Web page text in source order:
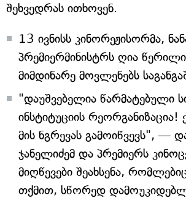
შეხვედრას ითხოვენ.
13 ივნისს კინორეჟისორმა,
პრემიერმინისტრს ღია
მიმდინარე მოვლენებს
"დაუშვებელია წარმატებული
ინსტიტუციის
მის ნგრევას გამოიწვევს", —
ჯანელიძემ და პრემიერს
მიღწევები შეახსენა,
თქმით, სწორედ